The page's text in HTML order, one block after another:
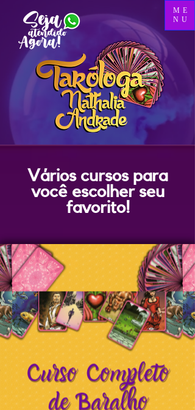
ME
NU
Vários cursos para
você escolher seu
favorito!